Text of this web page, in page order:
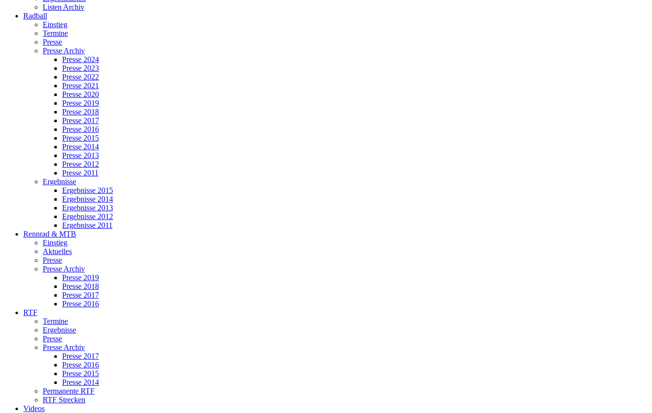
Listen Archiv
Radball
Einstieg
Termine
Presse
Presse Archiv
Presse 2024
Presse 2023
Presse 2022
Presse 2021
Presse 2020
Presse 2019
Presse 2018
Presse 2017
Presse 2016
Presse 2015
Presse 2014
Presse 2013
Presse 2012
Presse 2011
Ergebnisse
Ergebnisse 2015
Ergebnisse 2014
Ergebnisse 2013
Ergebnisse 2012
Ergebnisse 2011
Rennrad & MTB
Einstieg
Aktuelles
Presse
Presse Archiv
Presse 2019
Presse 2018
Presse 2017
Presse 2016
RTF
Termine
Ergebnisse
Presse
Presse Archiv
Presse 2017
Presse 2016
Presse 2015
Presse 2014
Permanente RTF
RTF Strecken
Videos